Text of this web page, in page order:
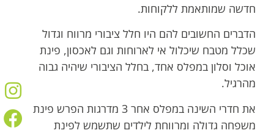
חדשה שמותאמת ללקוחות.
הדברים החשובים להם היו חלל ציבורי מרווח וגדול
שכלל מטבח שיכלול אי לארוחות וגם לאכסון, פינת
אוכל וסלון במפלס אחד, בחלל הציבורי שיהיה גבוה
מהרגיל.
את חדרי השינה במפלס אחר 3 מדרגות הפרש פינת
משפחה גדולה ומרווחת לילדים שתשמש לפינת